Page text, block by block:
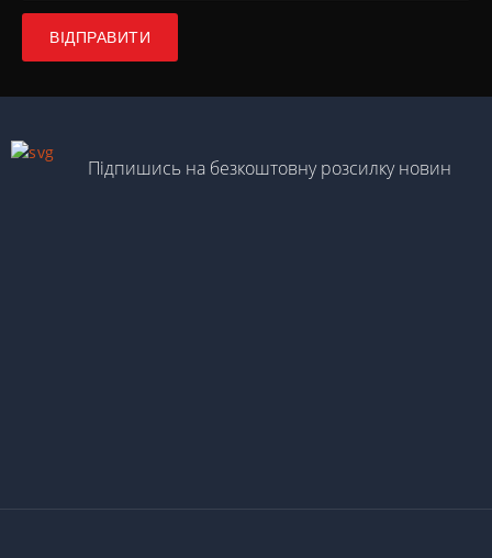
Підпишись на безкоштовну розсилку новин